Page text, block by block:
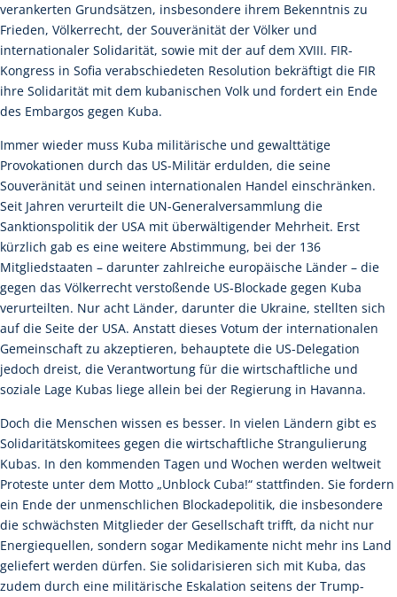
verankerten Grundsätzen, insbesondere ihrem Bekenntnis zu
Frieden, Völkerrecht, der Souveränität der Völker und
internationaler Solidarität, sowie mit der auf dem XVIII. FIR-
Kongress in Sofia verabschiedeten Resolution bekräftigt die FIR
ihre Solidarität mit dem kubanischen Volk und fordert ein Ende
des Embargos gegen Kuba.
Immer wieder muss Kuba militärische und gewalttätige
Provokationen durch das US-Militär erdulden, die seine
Souveränität und seinen internationalen Handel einschränken.
Seit Jahren verurteilt die UN-Generalversammlung die
Sanktionspolitik der USA mit überwältigender Mehrheit. Erst
kürzlich gab es eine weitere Abstimmung, bei der 136
Mitgliedstaaten – darunter zahlreiche europäische Länder – die
gegen das Völkerrecht verstoßende US-Blockade gegen Kuba
verurteilten. Nur acht Länder, darunter die Ukraine, stellten sich
auf die Seite der USA. Anstatt dieses Votum der internationalen
Gemeinschaft zu akzeptieren, behauptete die US-Delegation
jedoch dreist, die Verantwortung für die wirtschaftliche und
soziale Lage Kubas liege allein bei der Regierung in Havanna.
Doch die Menschen wissen es besser. In vielen Ländern gibt es
Solidaritätskomitees gegen die wirtschaftliche Strangulierung
Kubas. In den kommenden Tagen und Wochen werden weltweit
Proteste unter dem Motto „Unblock Cuba!“ stattfinden. Sie fordern
ein Ende der unmenschlichen Blockadepolitik, die insbesondere
die schwächsten Mitglieder der Gesellschaft trifft, da nicht nur
Energiequellen, sondern sogar Medikamente nicht mehr ins Land
geliefert werden dürfen. Sie solidarisieren sich mit Kuba, das
zudem durch eine militärische Eskalation seitens der Trump-